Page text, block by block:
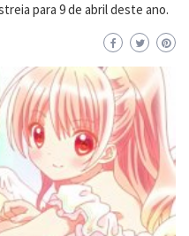
para 9 de abril deste ano.